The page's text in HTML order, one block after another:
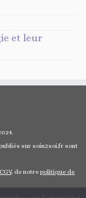
et leur
sur soin2soi.fr sont
CGV, de notrepolitique de